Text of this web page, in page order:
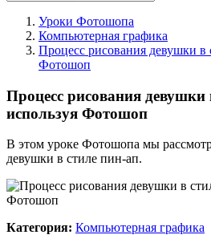
Уроки Фотошопа
Компьютерная графика
Процесс рисования девушки в
Фотошоп
Процесс рисования девушки
используя Фотошоп
В этом уроке Фотошопа мы
девушки в стиле пин-ап.
Категория: Компьютерная графика